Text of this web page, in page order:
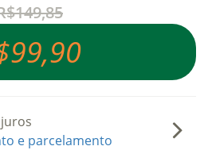
e parcelamento